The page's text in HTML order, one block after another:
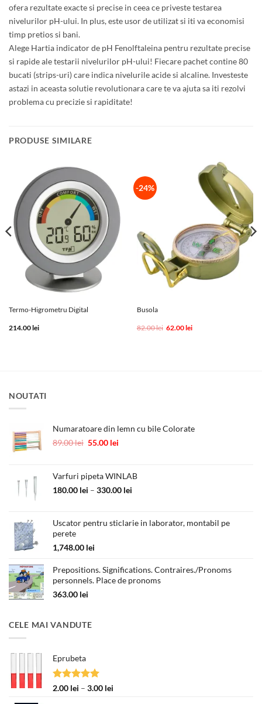
ofera rezultate exacte si precise in ceea ce priveste testarea
nivelurilor pH-ului. In plus, este usor de utilizat si iti va economisi
timp pretios si bani.
Alege Hartia indicator de pH Fenolftaleina pentru rezultate precise
si rapide ale testarii nivelurilor pH-ului! Fiecare pachet contine 80
bucati (strips-uri) care indica nivelurile acide si alcaline. Investeste
astazi in aceasta solutie revolutionara care te va ajuta sa iti rezolvi
problema cu precizie si rapiditate!
PRODUSE SIMILARE
Termo-Higrometru Digital
214.00lei
-24%
Busola
82.00lei Prețul
62.00leiPrețul
NOUTATI
Numaratoare din lemn cu bile Colorate
89.00lei Prețul
fost:
89.00 lei.
55.00 lei
55.00 lei.
Varfuri pipeta WINLAB
180.00 lei – 330.00 lei
180.00 lei
Uscator pentru sticlarie in laborator, montabil pe
perete
1,748.00 lei
Prepositions. Significations. Contraires./Pronoms
personnels. Place de pronoms
363.00 lei
CELE MAI VANDUTE
Eprubeta
Evaluat la
2.00 lei – 3.00 lei